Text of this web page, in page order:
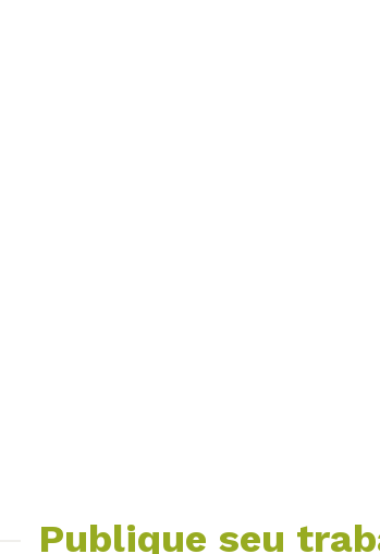
Publique seu